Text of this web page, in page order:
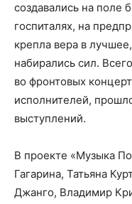
создавались на поле
госпиталях, на
крепла вера в
набирались сил.
во фронтовых
исполнителей,
выступлений.
В проекте «Музыка
Гагарина, Татьяна
Джанго, Владимир